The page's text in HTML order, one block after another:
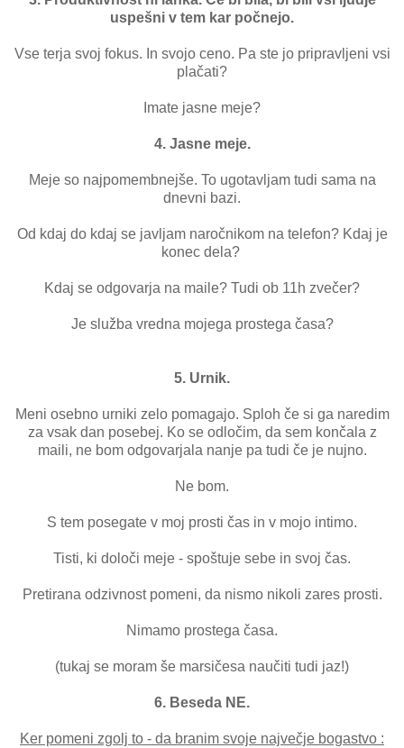
uspešni v tem kar počnejo.
Vse terja svoj fokus. In svojo ceno. Pa ste jo pripravljeni vsi
plačati?
Imate jasne meje?
4. Jasne meje.
Meje so najpomembnejše. To ugotavljam tudi sama na
dnevni bazi.
Od kdaj do kdaj se javljam naročnikom na telefon? Kdaj je
konec dela?
Kdaj se odgovarja na maile? Tudi ob 11h zvečer?
Je služba vredna mojega prostega časa?
5. Urnik.
Meni osebno urniki zelo pomagajo. Sploh če si ga naredim
za vsak dan posebej. Ko se odločim, da sem končala z
maili, ne bom odgovarjala nanje pa tudi če je nujno.
Ne bom.
S tem posegate v moj prosti čas in v mojo intimo.
Tisti, ki določi meje - spoštuje sebe in svoj čas.
Pretirana odzivnost pomeni, da nismo nikoli zares prosti.
Nimamo prostega časa.
(tukaj se moram še marsičesa naučiti tudi jaz!)
6. Beseda NE.
Ker pomeni zgolj to - da branim svoje največje bogastvo :